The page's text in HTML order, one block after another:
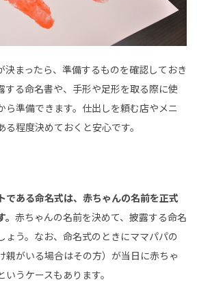
決まったら、準備するものを確認しておき
する命名書や、手形や足形を取る際に使
ら準備できます。仕出しを頼む店やメニ
程度決めておくと安心です。
である命名式は、赤ちゃんの名前を正式
赤ちゃんの名前を決めて、披露する命名
ょう。なお、命名式のときにママパパの
親がいる場合はその方）が当日に赤ちゃ
うケースもあります。